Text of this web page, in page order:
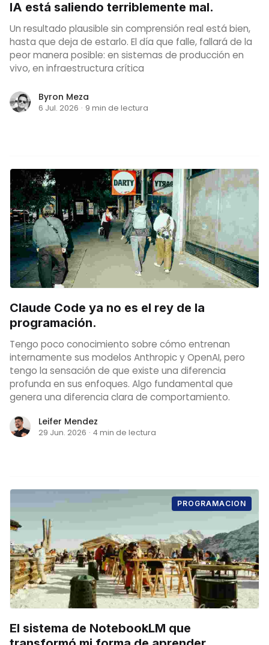
IA está saliendo terriblemente mal.
Un resultado plausible sin comprensión real está bien,
hasta que deja de estarlo. El día que falle, fallará de la
peor manera posible: en sistemas de producción en
vivo, en infraestructura crítica
Byron Meza
6 Jul. 2026 · 9 min de lectura
Claude Code ya no es el rey de la
programación.
Tengo poco conocimiento sobre cómo entrenan
internamente sus modelos Anthropic y OpenAI, pero
tengo la sensación de que existe una diferencia
profunda en sus enfoques. Algo fundamental que
genera una diferencia clara de comportamiento.
Leifer Mendez
29 Jun. 2026 · 4 min de lectura
PROGRAMACION
El sistema de NotebookLM que